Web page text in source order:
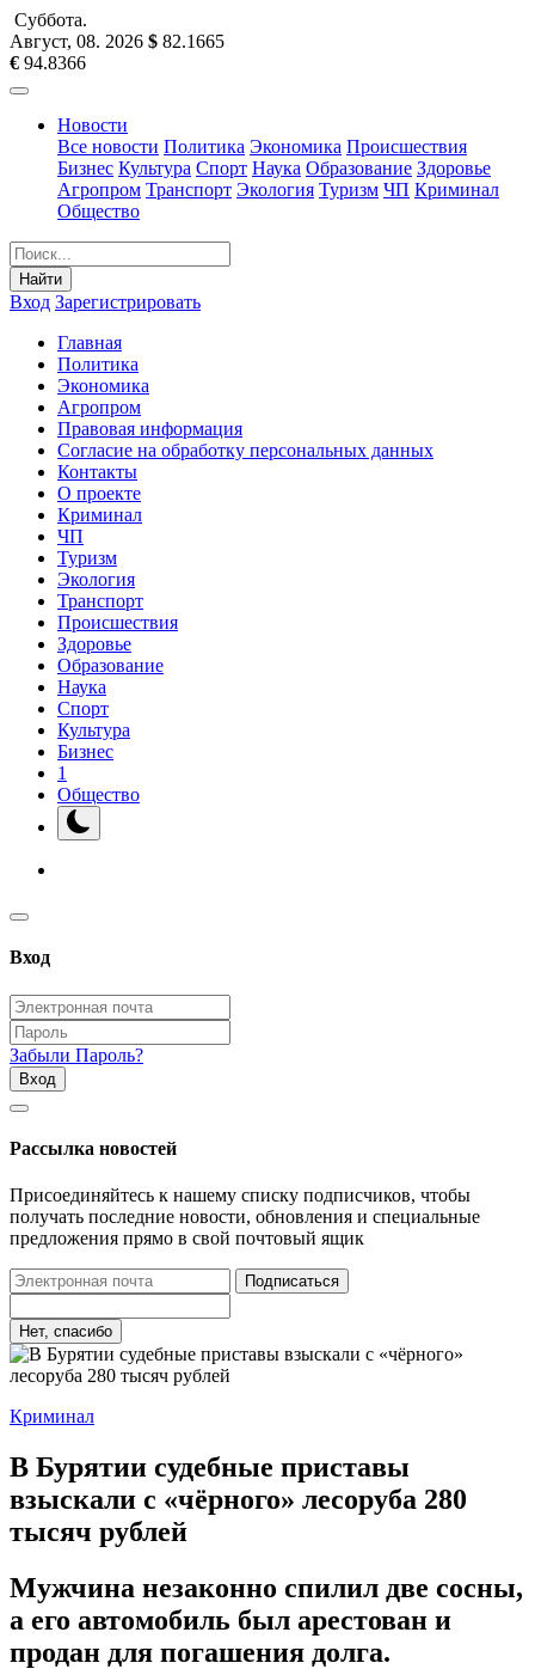
Суббота.
Август, 08. 2026 $ 82.1665
€ 94.8366
Новости
Все новости Политика Экономика Происшествия
Бизнес Культура Спорт Наука Образование Здоровье
Агропром Транспорт Экология Туризм ЧП Криминал
Общество
Найти
Вход Зарегистрировать
Главная
Политика
Экономика
Агропром
Правовая информация
Согласие на обработку персональных данных
Контакты
О проекте
Криминал
ЧП
Туризм
Экология
Транспорт
Происшествия
Здоровье
Образование
Наука
Спорт
Культура
Бизнес
1
Общество
Вход
Забыли Пароль?
Вход
Рассылка новостей
Присоединяйтесь к нашему списку подписчиков, чтобы
получать последние новости, обновления и специальные
предложения прямо в свой почтовый ящик
Подписаться
Нет, спасибо
Криминал
В Бурятии судебные приставы
взыскали с «чёрного» лесоруба 280
тысяч рублей
Мужчина незаконно спилил две сосны,
а его автомобиль был арестован и
продан для погашения долга.